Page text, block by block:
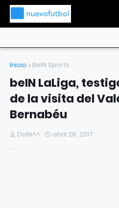
Inicio BeIN Sports
beIN LaLiga,
de la visita del
Bernabéu
DaNi^^ abril 28, 2017